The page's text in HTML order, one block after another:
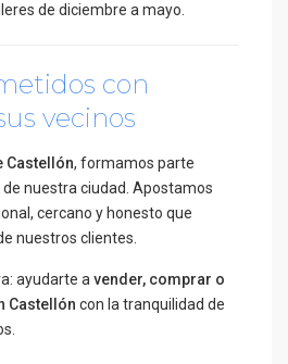
de diciembre a mayo.
con
vecinos
Castellón, formamos parte
nuestra ciudad. Apostamos
cercano y honesto que
nuestros clientes.
ayudarte avender, comprar o
Castellón con la tranquilidad de